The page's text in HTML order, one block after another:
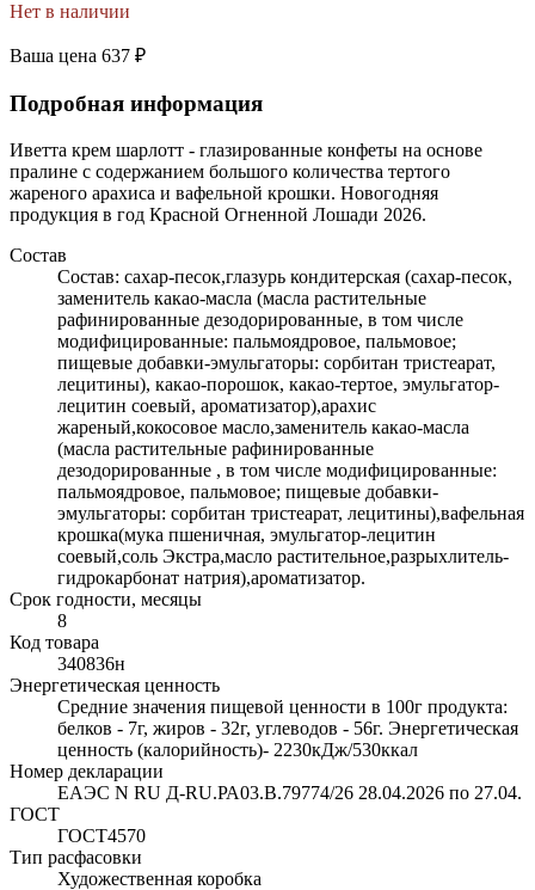
Нет в наличии
Ваша цена 637 ₽
Подробная информация
Иветта крем шарлотт - глазированные конфеты на основе
пралине с содержанием большого количества тертого
жареного арахиса и вафельной крошки. Новогодняя
продукция в год Красной Огненной Лошади 2026.
Состав
Состав: сахар-песок,глазурь кондитерская (сахар-песок,
заменитель какао-масла (масла растительные
рафинированные дезодорированные, в том числе
модифицированные: пальмоядровое, пальмовое;
пищевые добавки-эмульгаторы: сорбитан тристеарат,
лецитины), какао-порошок, какао-тертое, эмульгатор-
лецитин соевый, ароматизатор),арахис
жареный,кокосовое масло,заменитель какао-масла
(масла растительные рафинированные
дезодорированные , в том числе модифицированные:
пальмоядровое, пальмовое; пищевые добавки-
эмульгаторы: сорбитан тристеарат, лецитины),вафельная
крошка(мука пшеничная, эмульгатор-лецитин
соевый,соль Экстра,масло растительное,разрыхлитель-
гидрокарбонат натрия),ароматизатор.
Срок годности, месяцы
8
Код товара
340836н
Энергетическая ценность
Средние значения пищевой ценности в 100г продукта:
белков - 7г, жиров - 32г, углеводов - 56г. Энергетическая
ценность (калорийность)- 2230кДж/530ккал
Номер декларации
ЕАЭС N RU Д-RU.РА03.В.79774/26 28.04.2026 по 27.04.
ГОСТ
ГОСТ4570
Тип расфасовки
Художественная коробка